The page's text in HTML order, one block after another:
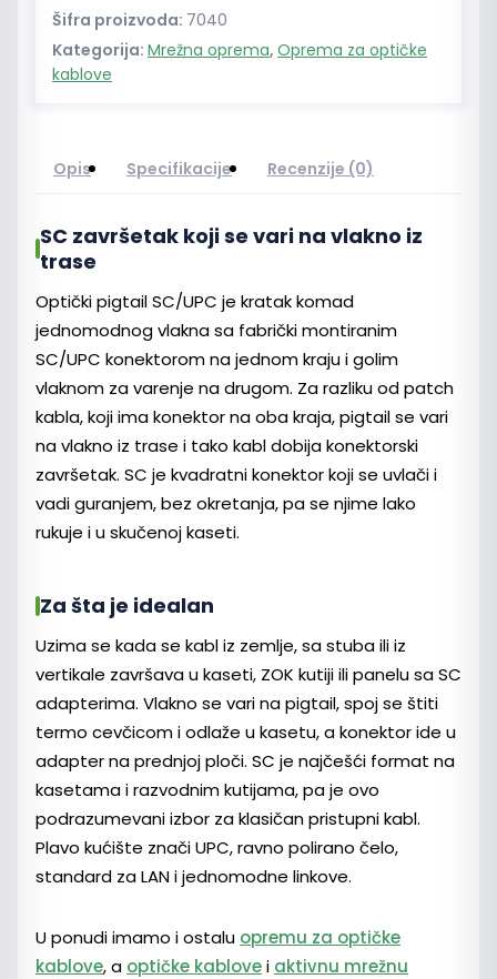
količina
Šifra proizvoda: 7040
Kategorija: Mrežna oprema, Oprema za optičke
kablove
Opis Specifikacije Recenzije (0)
SC završetak koji se vari na vlakno iz
trase
Optički pigtail SC/UPC je kratak komad
jednomodnog vlakna sa fabrički montiranim
SC/UPC konektorom na jednom kraju i golim
vlaknom za varenje na drugom. Za razliku od patch
kabla, koji ima konektor na oba kraja, pigtail se vari
na vlakno iz trase i tako kabl dobija konektorski
završetak. SC je kvadratni konektor koji se uvlači i
vadi guranjem, bez okretanja, pa se njime lako
rukuje i u skučenoj kaseti.
Za šta je idealan
Uzima se kada se kabl iz zemlje, sa stuba ili iz
vertikale završava u kaseti, ZOK kutiji ili panelu sa SC
adapterima. Vlakno se vari na pigtail, spoj se štiti
termo cevčicom i odlaže u kasetu, a konektor ide u
adapter na prednjoj ploči. SC je najčešći format na
kasetama i razvodnim kutijama, pa je ovo
podrazumevani izbor za klasičan pristupni kabl.
Plavo kućište znači UPC, ravno polirano čelo,
standard za LAN i jednomodne linkove.
U ponudi imamo i ostalu opremu za optičke
kablove, a optičke kablovei aktivnu mrežnu